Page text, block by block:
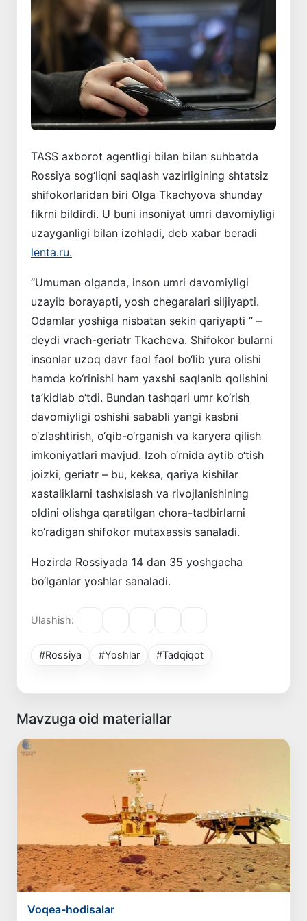
TASS axborot agentligi bilan bilan suhbatda
Rossiya sog‘liqni saqlash vazirligining shtatsiz
shifokorlaridan biri Olga Tkachyova shunday
fikrni bildirdi. U buni insoniyat umri davomiyligi
uzayganligi bilan izohladi, deb xabar beradi
lenta.ru.
“Umuman olganda, inson umri davomiyligi
uzayib borayapti, yosh chegaralari siljiyapti.
Odamlar yoshiga nisbatan sekin qariyapti “ –
deydi vrach-geriatr Tkacheva. Shifokor bularni
insonlar uzoq davr faol faol bo‘lib yura olishi
hamda ko‘rinishi ham yaxshi saqlanib qolishini
ta’kidlab o‘tdi. Bundan tashqari umr ko‘rish
davomiyligi oshishi sababli yangi kasbni
o‘zlashtirish, o‘qib-o‘rganish va karyera qilish
imkoniyatlari mavjud. Izoh o‘rnida aytib o‘tish
joizki, geriatr – bu, keksa, qariya kishilar
xastaliklarni tashxislash va rivojlanishining
oldini olishga qaratilgan chora-tadbirlarni
ko‘radigan shifokor mutaxassis sanaladi.
Hozirda Rossiyada 14 dan 35 yoshgacha
bo‘lganlar yoshlar sanaladi.
Ulashish:
#Rossiya #Yoshlar #Tadqiqot
Mavzuga oid materiallar
Voqea-hodisalar